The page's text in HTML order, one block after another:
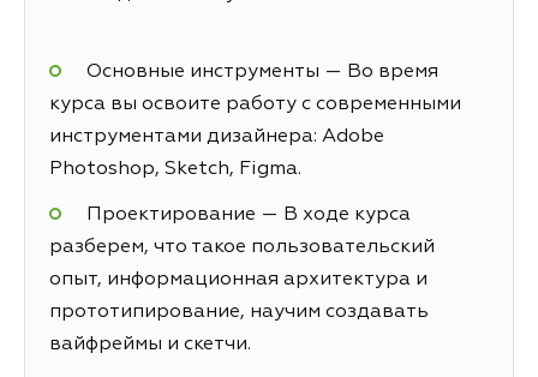
Основные инструменты — Во время
курса вы освоите работу с современными
инструментами дизайнера: Adobe
Photoshop, Sketch, Figma.
Проектирование — В ходе курса
разберем, что такое пользовательский
опыт, информационная архитектура и
прототипирование, научим создавать
вайфреймы и скетчи.